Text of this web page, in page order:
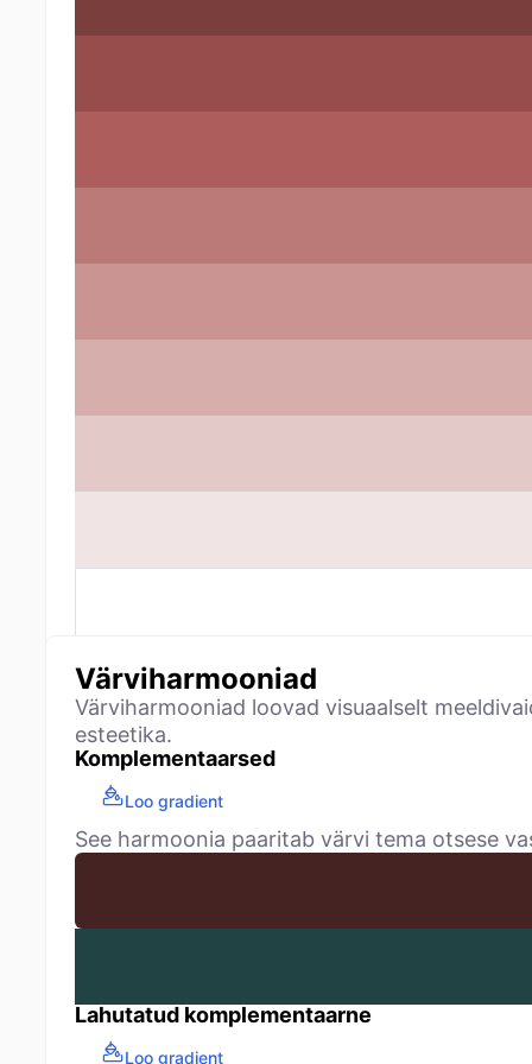
Värviharmooniad
Värviharmooniad loovad visuaalselt
esteetika.
Komplementaarsed
Loo gradient
See harmoonia paaritab värvi tema otsese
Lahutatud komplementaarne
Loo gradient